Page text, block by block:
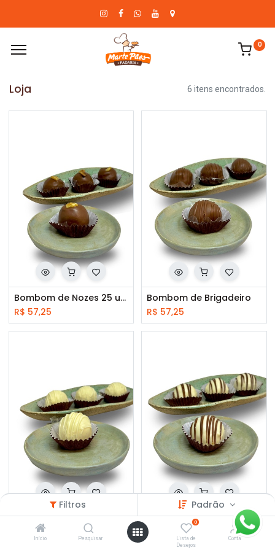
Filtros Padrão
Início Pesquisar
0
Lista de
Desejos
Conta
0
Loja 6 itens encontrados.
Bombom de Nozes 25 unds
R$ 57,25
Bombom de Brigadeiro
R$ 57,25
Bombom de Chocolate com Damasco
57,25
Bombom de Coco
R$
57,25